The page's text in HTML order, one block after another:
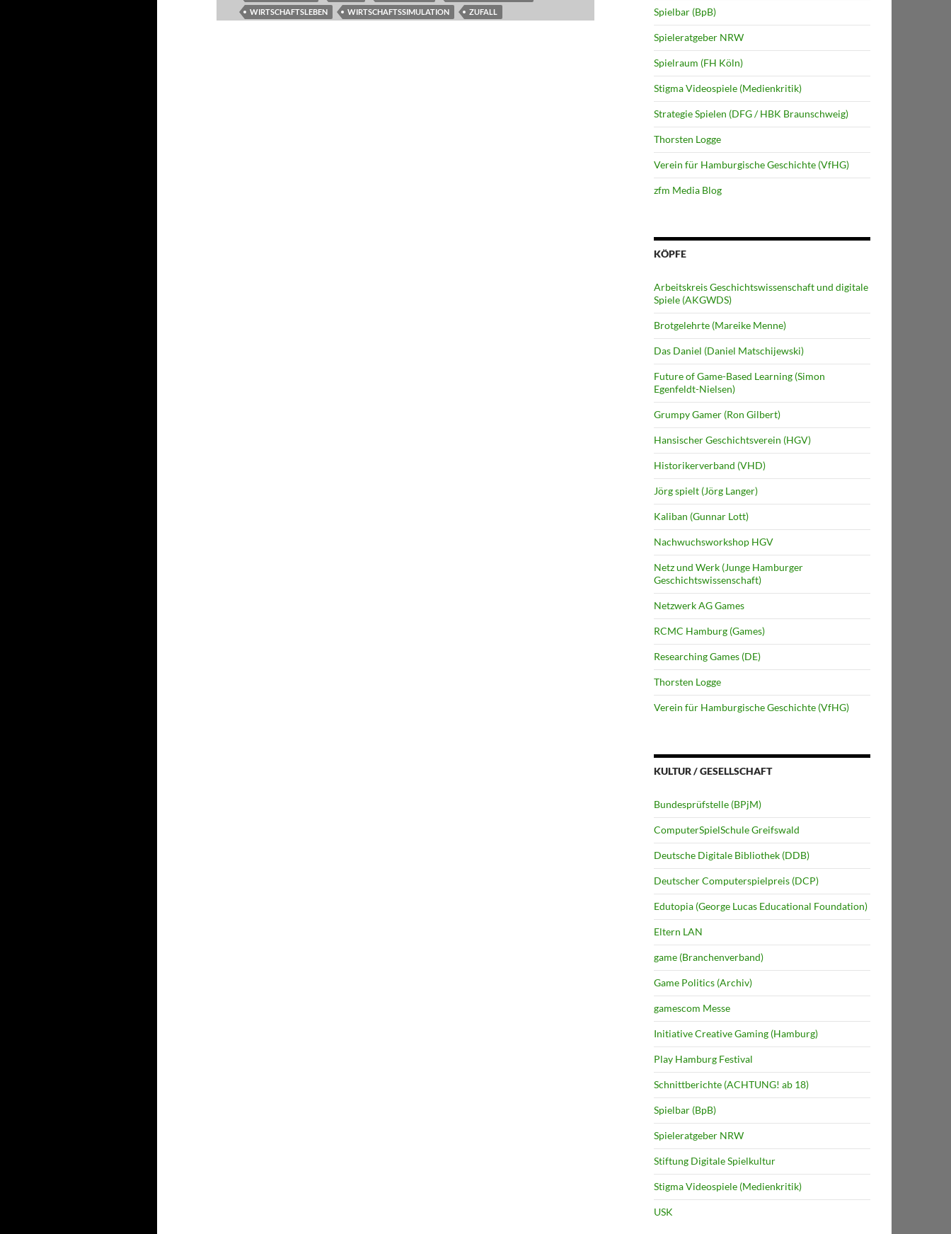
WIRTSCHAFTSLEBEN
WIRTSCHAFTSSIMULATION ZUFALL Spielbar (BpB)
Spieleratgeber NRW
Spielraum (FH Köln)
Stigma Videospiele (Medienkritik)
Strategie Spielen (DFG / HBK Braunschweig)
Thorsten Logge
Verein für Hamburgische Geschichte (VfHG)
zfm Media Blog
KÖPFE
Arbeitskreis Geschichtswissenschaft und digitale
Spiele (AKGWDS)
Brotgelehrte (Mareike Menne)
Das Daniel (Daniel Matschijewski)
Future of Game-Based Learning (Simon
Egenfeldt-Nielsen)
Grumpy Gamer (Ron Gilbert)
Hansischer Geschichtsverein (HGV)
Historikerverband (VHD)
Jörg spielt (Jörg Langer)
Kaliban (Gunnar Lott)
Nachwuchsworkshop HGV
Netz und Werk (Junge Hamburger
Geschichtswissenschaft)
Netzwerk AG Games
RCMC Hamburg (Games)
Researching Games (DE)
Thorsten Logge
Verein für Hamburgische Geschichte (VfHG)
KULTUR / GESELLSCHAFT
Bundesprüfstelle (BPjM)
ComputerSpielSchule Greifswald
Deutsche Digitale Bibliothek (DDB)
Deutscher Computerspielpreis (DCP)
Edutopia (George Lucas Educational Foundation)
Eltern LAN
game (Branchenverband)
Game Politics (Archiv)
gamescom Messe
Initiative Creative Gaming (Hamburg)
Play Hamburg Festival
Schnittberichte (ACHTUNG! ab 18)
Spielbar (BpB)
Spieleratgeber NRW
Stiftung Digitale Spielkultur
Stigma Videospiele (Medienkritik)
USK